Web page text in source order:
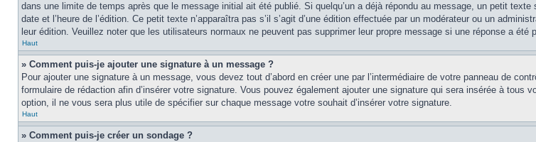
dans une limite de temps après que le message initial ait été publié. Si quelqu’un a déjà répondu au message, un petit
date et l’heure de l’édition. Ce petit texte n’apparaîtra pas s’il s’agit d’une édition effectuée par un modérateur ou un
leur édition. Veuillez noter que les utilisateurs normaux ne peuvent pas supprimer leur propre message si une réponse a été
Haut
» Comment puis-je ajouter une signature à un message ?
Pour ajouter une signature à un message, vous devez tout d’abord en créer une par l’intermédiaire de votre panneau de
formulaire de rédaction afin d’insérer votre signature. Vous pouvez également ajouter une signature qui sera insérée à
option, il ne vous sera plus utile de spécifier sur chaque message votre souhait d’insérer votre signature.
Haut
» Comment puis-je créer un sondage ?